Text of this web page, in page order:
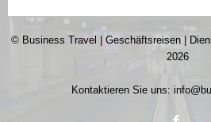
© Business Travel | Geschäftsreisen |
2026
Kontaktieren Sie uns: